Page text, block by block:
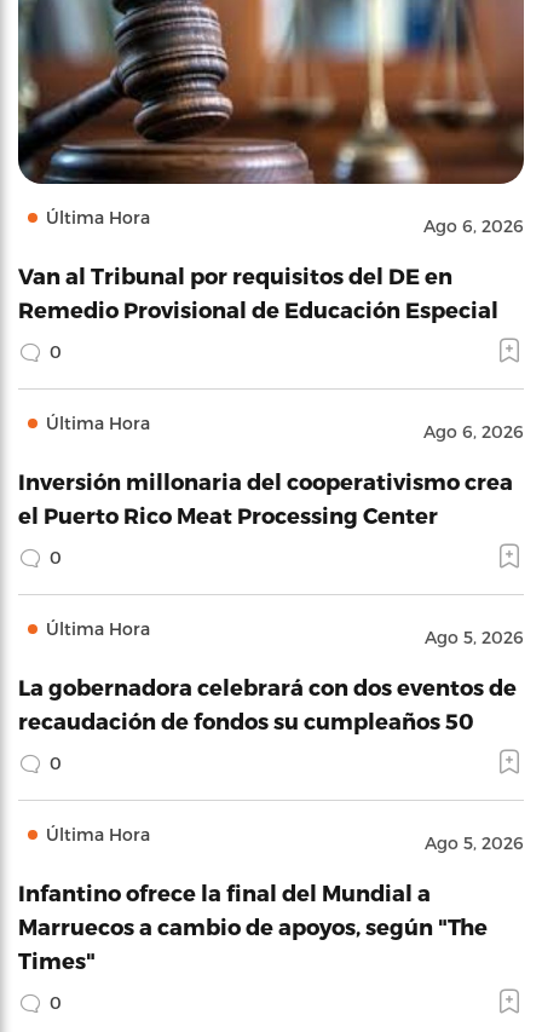
Última Hora Ago 6, 2026
Van al Tribunal por requisitos del DE en
Remedio Provisional de Educación Especial
0
Última Hora Ago 6, 2026
Inversión millonaria del cooperativismo crea
el Puerto Rico Meat Processing Center
0
Última Hora Ago 5, 2026
La gobernadora celebrará con dos eventos de
recaudación de fondos su cumpleaños 50
0
Última Hora Ago 5, 2026
Infantino ofrece la final del Mundial a
Marruecos a cambio de apoyos, según "The
Times"
0